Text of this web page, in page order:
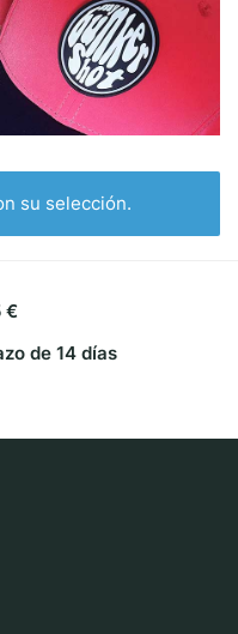
su selección.
€
de 14 días